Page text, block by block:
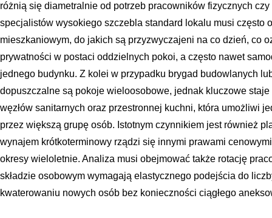
różnią się diametralnie od potrzeb pracowników fizycznych
specjalistów wysokiego szczebla standard lokalu musi często
mieszkaniowym, do jakich są przyzwyczajeni na co dzień, co
prywatności w postaci oddzielnych pokoi, a często nawet
jednego budynku. Z kolei w przypadku brygad budowlanych
dopuszczalne są pokoje wieloosobowe, jednak kluczowe
węzłów sanitarnych oraz przestronnej kuchni, która umożliwi
przez większą grupę osób. Istotnym czynnikiem jest również
wynajem krótkoterminowy rządzi się innymi prawami
okresy wieloletnie. Analiza musi obejmować także rotację
składzie osobowym wymagają elastycznego podejścia do
kwaterowaniu nowych osób bez konieczności ciągłego